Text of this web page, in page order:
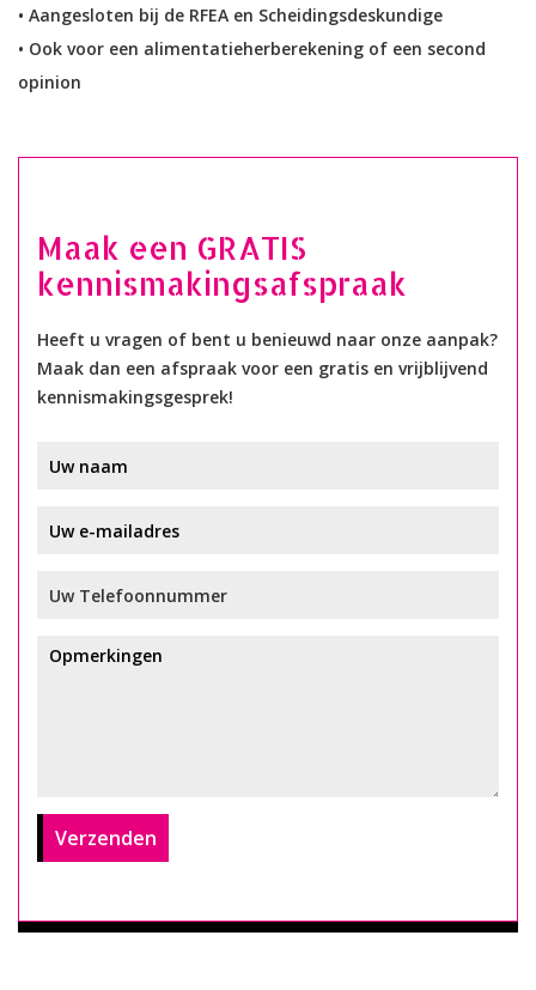
• Aangesloten bij de RFEA en Scheidingsdeskundige
• Ook voor een alimentatieherberekening of een second
opinion
Maak een GRATIS
kennismakingsafspraak
Heeft u vragen of bent u benieuwd naar onze aanpak?
Maak dan een afspraak voor een gratis en vrijblijvend
kennismakingsgesprek!